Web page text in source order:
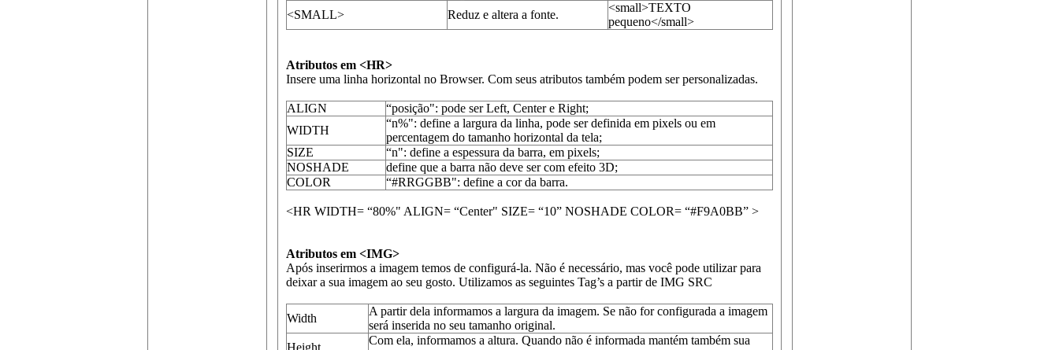
<SMALL> Reduz e altera a fonte.
<small>TEXTO
pequeno</small>
Atributos em <HR>
Insere uma linha horizontal no Browser. Com seus atributos também podem ser personalizadas.
ALIGN
“posição": pode ser Left, Center e Right;
WIDTH
“n%": define a largura da linha, pode ser definida em pixels ou em
percentagem do tamanho horizontal da tela;
SIZE
“n": define a espessura da barra, em pixels;
NOSHADE
define que a barra não deve ser com efeito 3D;
COLOR
“#RRGGBB": define a cor da barra.
<HR WIDTH= “80%" ALIGN= “Center" SIZE= “10” NOSHADE COLOR= “#F9A0BB” >
Atributos em <IMG>
Após inserirmos a imagem temos de configurá-la. Não é necessário, mas você pode utilizar para
deixar a sua imagem ao seu gosto. Utilizamos as seguintes Tag’s a partir de IMG SRC
Width
A partir dela informamos a largura da imagem. Se não for configurada a imagem
será inserida no seu tamanho original.
Height
Com ela, informamos a altura. Quando não é informada mantém também sua